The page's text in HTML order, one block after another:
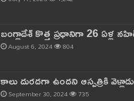
బంగ్లాదేశ్ కొత్త ప్రధానిగా 26 ఏళ్ల
August 6, 2024 804
కాలు దురదగా ఉందని ఆస్పత్రికి
September 30, 2024 735